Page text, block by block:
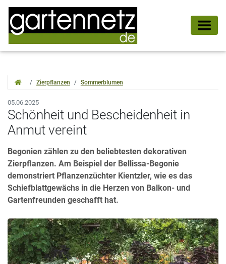
Zierpflanzen Sommerblumen
05.06.2025
Schönheit und Bescheidenheit in
Anmut vereint
Begonien zählen zu den beliebtesten dekorativen
Zierpflanzen. Am Beispiel der Bellissa-Begonie
demonstriert Pflanzenzüchter Kientzler, wie es das
Schiefblattgewächs in die Herzen von Balkon- und
Gartenfreunden geschafft hat.